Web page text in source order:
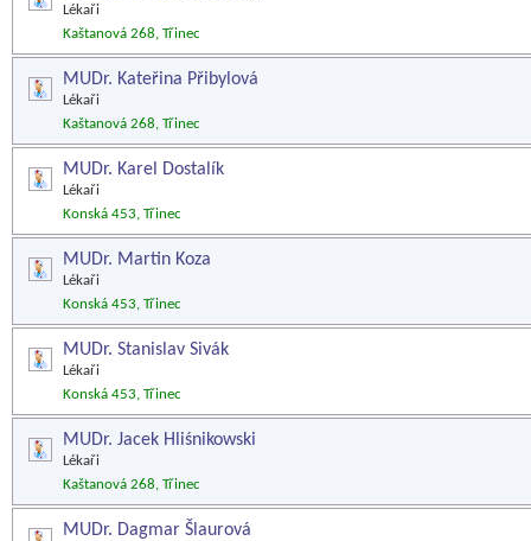
Lékaři
Kaštanová 268, Třinec
MUDr. Kateřina Přibylová
Lékaři
Kaštanová 268, Třinec
MUDr. Karel Dostalík
Lékaři
Konská 453, Třinec
MUDr. Martin Koza
Lékaři
Konská 453, Třinec
MUDr. Stanislav Sivák
Lékaři
Konská 453, Třinec
MUDr. Jacek Hliśnikowski
Lékaři
Kaštanová 268, Třinec
MUDr. Dagmar Šlaurová